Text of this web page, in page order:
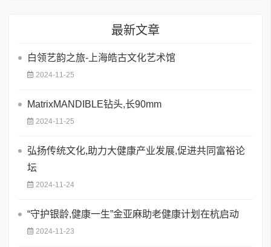
最新文章
白领艺韵之旅-上海皓古文化艺术馆
2024-11-25
MatrixMANDIBLE钻头,长90mm
2024-11-25
弘扬传统文化,助力大健康产业发展,促进共同富裕论
坛
2024-11-24
“守护银龄,健康一生”金亚麻助老健康计划在杭启动
2024-11-23